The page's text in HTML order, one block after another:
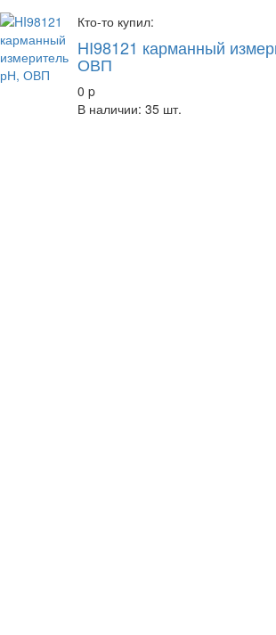
Кто-то купил:
HI98121 карманный
ОВП
0 p
В наличии: 35 шт.